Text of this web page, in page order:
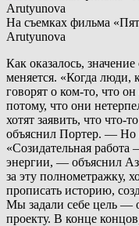
На съемках фильма
Arutyunova
Как оказалось,
меняется. «Когда люди,
говорят о ком-то, что
потому, что они
хотят заявить, что что-
объяснил Портер. — Но
«Созидательная
энергии, — объяснил
за эту полнометражку,
прописать историю,
Мы задали себе цель —
проекту. В конце